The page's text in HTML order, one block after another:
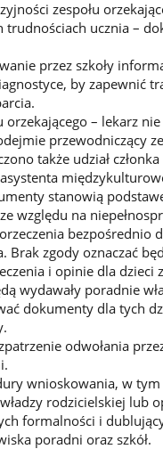
zespołu
trudnościach ucznia –
przez szkoły
by zapewnić
orzekającego – lekarz
przewodniczący
także udział
stanowią
względu na
bezpośrednio
Brak zgody oznaczać
i opinie dla dzieci
wydawały poradnie
dokumenty dla tych
odwołania
wnioskowania, w tym
rodzicielskiej lub
formalności i
poradni oraz szkół.